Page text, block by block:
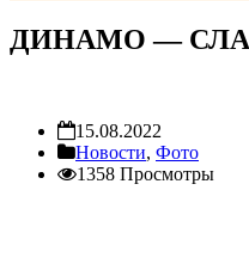
ДИНАМО —
15.08.2022
Новости, Фото
1358 Просмотры